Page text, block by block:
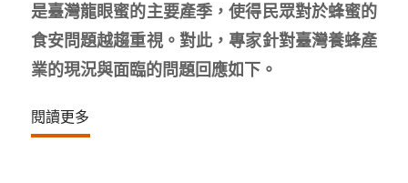
是臺灣龍眼蜜的主要產季，使得民眾對於蜂蜜的
食安問題越趨重視。對此，專家針對臺灣養蜂產
業的現況與面臨的問題回應如下。
閱讀更多